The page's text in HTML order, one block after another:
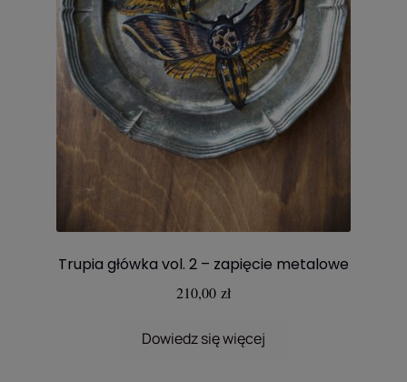
Trupia główka vol. 2 – zapięcie metalowe
210,00 zł
Dowiedz się więcej